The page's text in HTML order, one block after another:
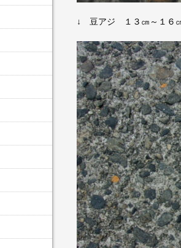
↓ 豆アジ １３㎝～１６